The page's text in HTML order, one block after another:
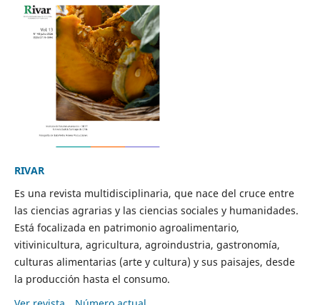
RIVAR
Es una revista multidisciplinaria, que nace del cruce entre
las ciencias agrarias y las ciencias sociales y humanidades.
Está focalizada en patrimonio agroalimentario,
vitivinicultura, agricultura, agroindustria, gastronomía,
culturas alimentarias (arte y cultura) y sus paisajes, desde
la producción hasta el consumo.